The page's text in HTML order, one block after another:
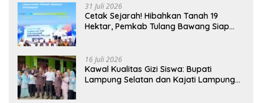
31 Juli 2026
Cetak Sejarah! Hibahkan Tanah 19
Hektar, Pemkab Tulang Bawang Siap
16 Juli 2026
Kawal Kualitas Gizi Siswa: Bupati
Lampung Selatan dan Kajati Lampung